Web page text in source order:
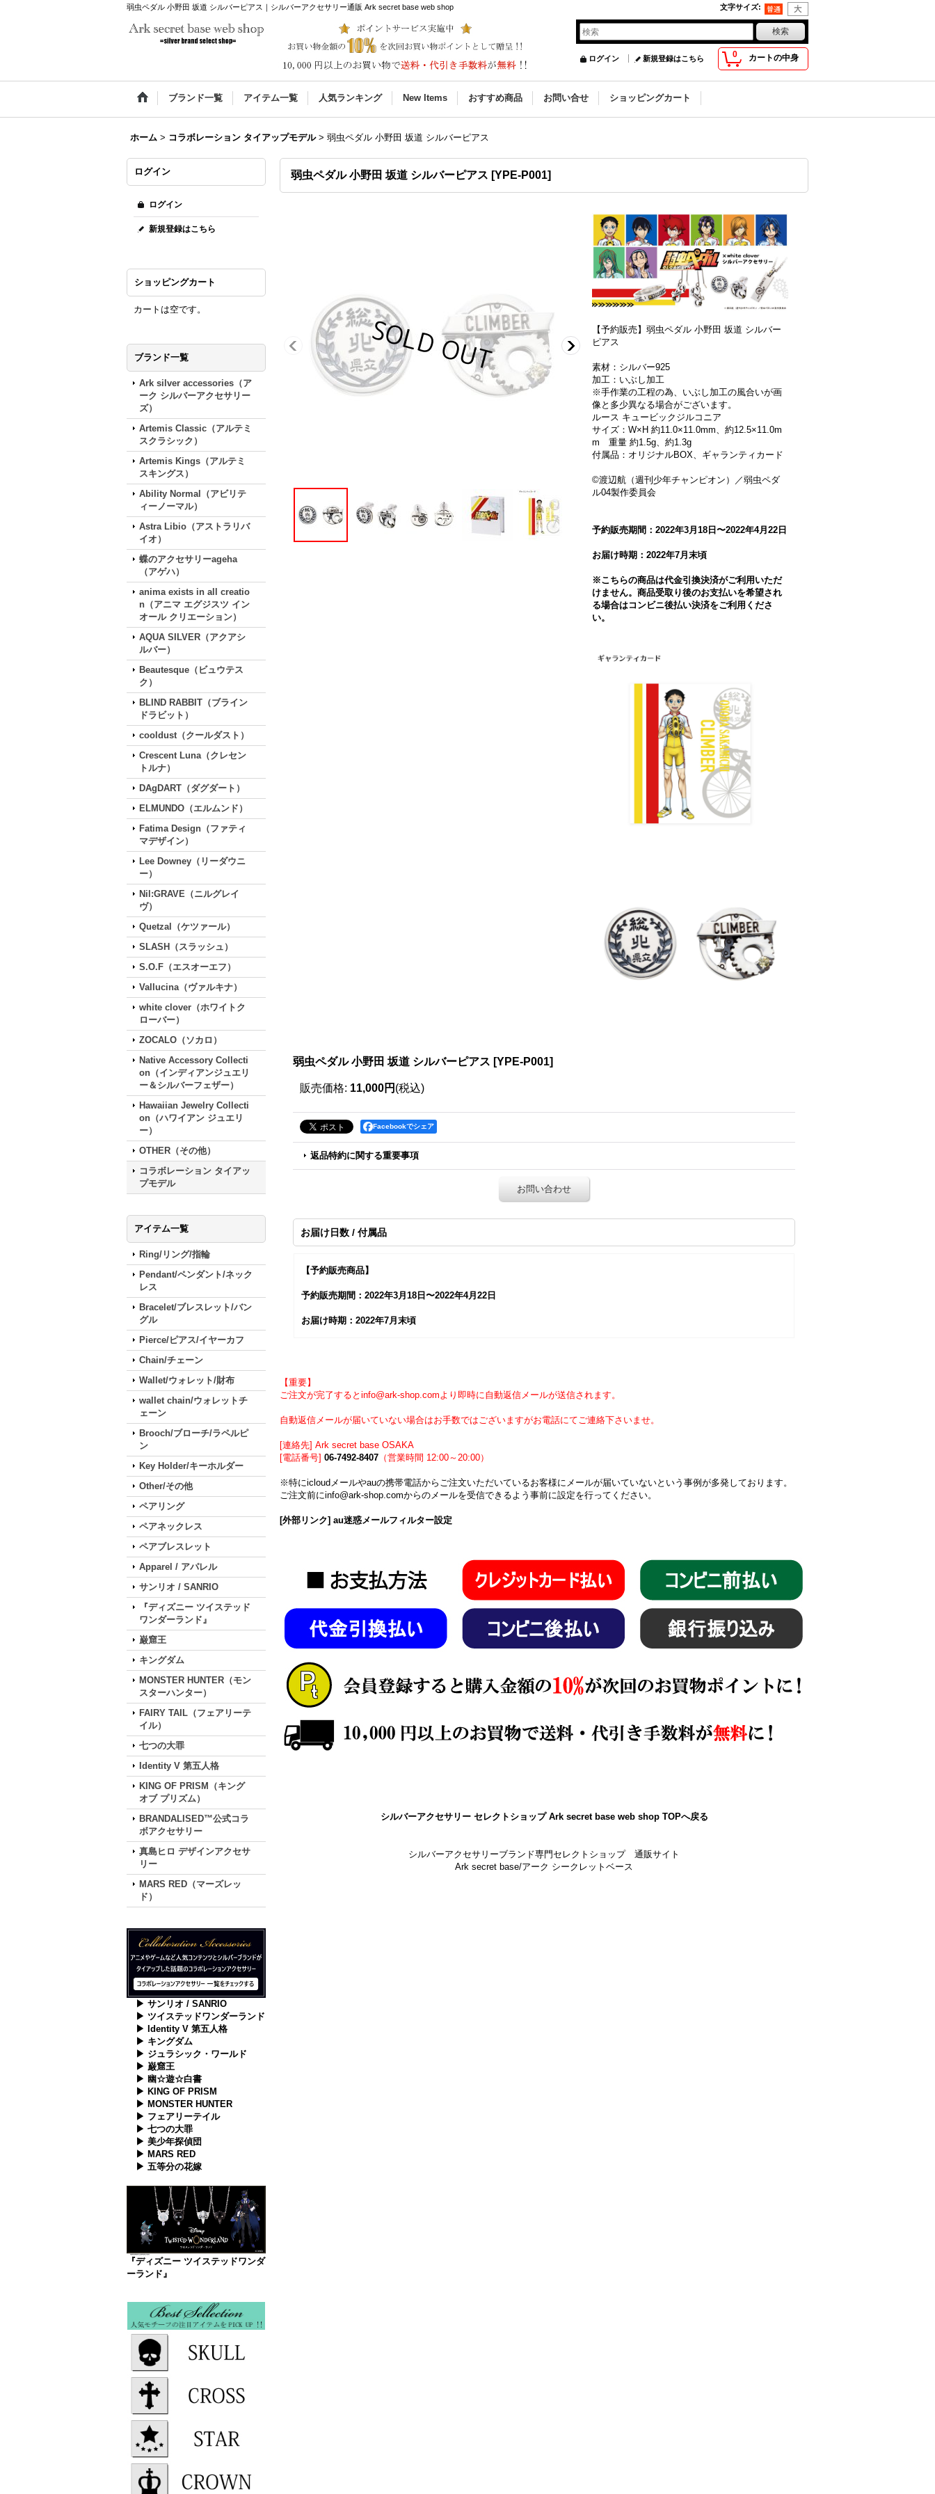
弱虫ペダル 小野田 坂道 シルバーピアス｜シルバーアクセサリー通販 Ark secret base web shop 文字サイズ:
0 カートの中身
ログイン 新規登録はこちら
ブランド一覧 アイテム一覧 人気ランキング New Items おすすめ商品 お問い合せ ショッピングカート
ホーム > コラボレーション タイアップモデル > 弱虫ペダル 小野田 坂道 シルバーピアス
ログイン
ログイン
新規登録はこちら
ショッピングカート
カートは空です。
ブランド一覧
Ark silver accessories（ア
ーク シルバーアクセサリー
ズ）
Artemis Classic（アルテミ
スクラシック）
Artemis Kings（アルテミ
スキングス）
Ability Normal（アビリテ
ィーノーマル）
Astra Libio（アストラリバ
イオ）
蝶のアクセサリーageha
（アゲハ）
anima exists in all creatio
n（アニマ エグジスツ イン
オール クリエーション）
AQUA SILVER（アクアシ
ルバー）
Beautesque（ビュウテス
ク）
BLIND RABBIT（ブライン
ドラビット）
cooldust（クールダスト）
Crescent Luna（クレセン
トルナ）
DAgDART（ダグダート）
ELMUNDO（エルムンド）
Fatima Design（ファティ
マデザイン）
Lee Downey（リーダウニ
ー）
Nil:GRAVE（ニルグレイ
ヴ）
Quetzal（ケツァール）
SLASH（スラッシュ）
S.O.F（エスオーエフ）
Vallucina（ヴァルキナ）
white clover（ホワイトク
ローバー）
ZOCALO（ソカロ）
Native Accessory Collecti
on（インディアンジュエリ
ー＆シルバーフェザー）
Hawaiian Jewelry Collecti
on（ハワイアン ジュエリ
ー）
OTHER（その他）
コラボレーション タイアッ
プモデル
アイテム一覧
Ring/リング/指輪
Pendant/ペンダント/ネック
レス
Bracelet/ブレスレット/バン
グル
Pierce/ピアス/イヤーカフ
Chain/チェーン
Wallet/ウォレット/財布
wallet chain/ウォレットチ
ェーン
Brooch/ブローチ/ラペルピ
ン
Key Holder/キーホルダー
Other/その他
ペアリング
ペアネックレス
ペアブレスレット
Apparel / アパレル
サンリオ / SANRIO
『ディズニー ツイステッド
ワンダーランド』
巌窟王
キングダム
MONSTER HUNTER（モン
スターハンター）
FAIRY TAIL（フェアリーテ
イル）
七つの大罪
Identity V 第五人格
KING OF PRISM（キング
オブ プリズム）
BRANDALISED™公式コラ
ボアクセサリー
真島ヒロ デザインアクセサ
リー
MARS RED（マーズレッ
ド）
▶ サンリオ / SANRIO
▶ ツイステッドワンダーランド
▶ Identity V 第五人格
▶ キングダム
▶ ジュラシック・ワールド
▶ 巌窟王
▶ 幽☆遊☆白書
▶ KING OF PRISM
▶ MONSTER HUNTER
▶ フェアリーテイル
▶ 七つの大罪
▶ 美少年探偵団
▶ MARS RED
▶ 五等分の花嫁
『ディズニー ツイステッドワンダ
ーランド』
弱虫ペダル 小野田 坂道 シルバーピアス [YPE-P001]
【予約販売】弱虫ペダル 小野田 坂道 シルバー
ピアス
素材：シルバー925
加工：いぶし加工
※手作業の工程の為、いぶし加工の風合いが画
像と多少異なる場合がございます。
ルース キュービックジルコニア
サイズ：W×H 約11.0×11.0mm、約12.5×11.0m
m 重量 約1.5g、約1.3g
付属品：オリジナルBOX、ギャランティカード
©渡辺航（週刊少年チャンピオン）／弱虫ペダ
ル04製作委員会
予約販売期間：2022年3月18日〜2022年4月22日
お届け時期：2022年7月末頃
※こちらの商品は代金引換決済がご利用いただ
けません。商品受取り後のお支払いを希望され
る場合はコンビニ後払い決済をご利用くださ
い。
弱虫ペダル 小野田 坂道 シルバーピアス [YPE-P001]
販売価格: 11,000円 (税込)
Facebookでシェア
返品特約に関する重要事項
お問い合わせ
お届け日数 / 付属品
【予約販売商品】
予約販売期間：2022年3月18日〜2022年4月22日
お届け時期：2022年7月末頃
【重要】
ご注文が完了するとinfo@ark-shop.comより即時に自動返信メールが送信されます。
自動返信メールが届いていない場合はお手数ではございますがお電話にてご連絡下さいませ。
[連絡先] Ark secret base OSAKA
[電話番号] 06-7492-8407 （営業時間 12:00～20:00）
※特にicloudメールやauの携帯電話からご注文いただいているお客様にメールが届いていないという事例が多発しております。
ご注文前にinfo@ark-shop.comからのメールを受信できるよう事前に設定を行ってください。
[外部リンク] au迷惑メールフィルター設定
シルバーアクセサリー セレクトショップ Ark secret base web shop TOPへ戻る
シルバーアクセサリーブランド専門セレクトショップ 通販サイト
Ark secret base/アーク シークレットベース